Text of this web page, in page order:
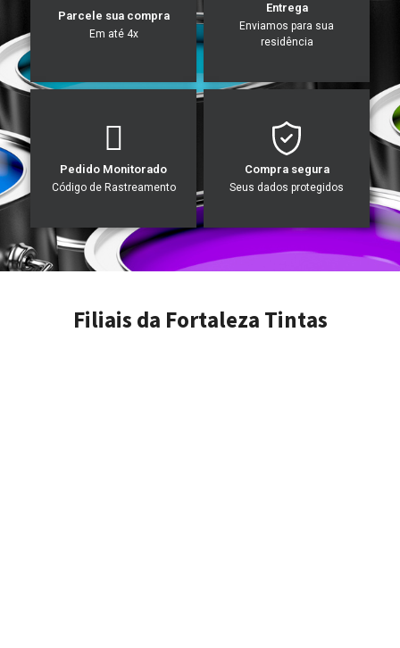
Parcele sua compra
Em até 4x
Entrega
Enviamos para sua
residência
Pedido Monitorado
Código de Rastreamento
Compra segura
Seus dados protegidos
Filiais da Fortaleza Tintas